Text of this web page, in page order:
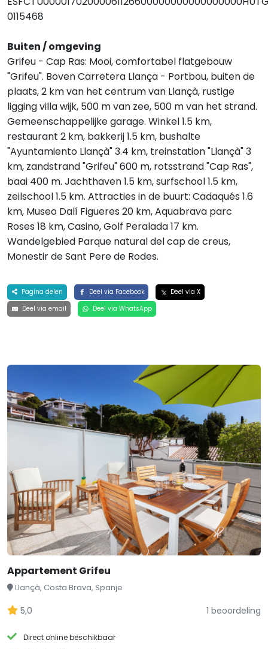
0115468
Buiten / omgeving
Grifeu - Cap Ras: Mooi, comfortabel flatgebouw
"Grifeu". Boven Carretera Llança - Portbou, buiten de
plaats, 2 km van het centrum van Llançà, rustige
ligging villa wijk, 500 m van zee, 500 m van het strand.
Gemeenschappelijke garage. Winkel 1.5 km,
restaurant 2 km, bakkerij 1.5 km, bushalte
"Ayuntamiento Llançà" 3.4 km, treinstation "Llançà" 3
km, zandstrand "Grifeu" 600 m, rotsstrand "Cap Ras",
baai 400 m. Jachthaven 1.5 km, surfschool 1.5 km,
zeilschool 1.5 km. Attracties in de buurt: Cadaqués 1.6
km, Museo Dalí Figueres 20 km, Aquabrava parc
Roses 18 km, Casino, Golf Peralada 17 km.
Wandelgebied Parque natural del cap de creus,
Monestir de Sant Pere de Rodes.
Pagina delen Deel via Facebook
Deel via X
Deel via email
Deel via WhatsApp
Appartement Grifeu
Llançà, Costa Brava, Spanje
5,0 1 beoordeling
Direct online beschikbaar